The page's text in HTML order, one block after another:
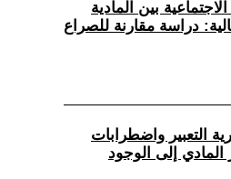
بين المادية
دراسة مقارنة للصراع
التعبير واضطرابات
المادي إلى الوجود